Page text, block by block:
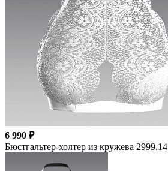
6 990 ₽
Бюстгальтер-холтер из кружева 2999.14